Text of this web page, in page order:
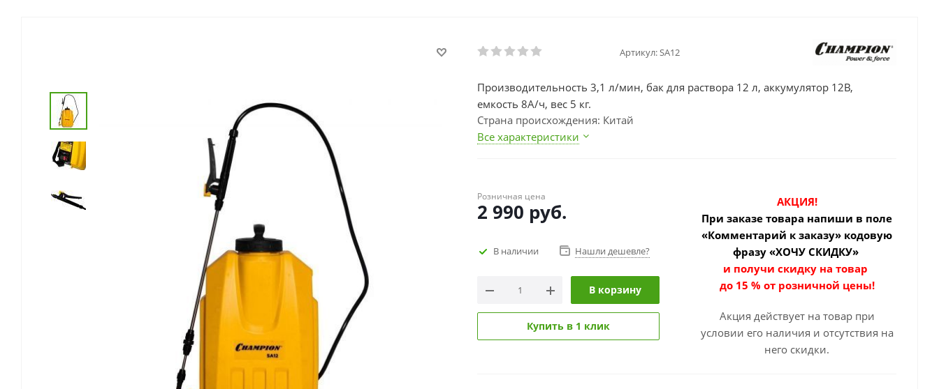
Артикул:SA12
Производительность 3,1 л/мин, бак для раствора 12 л, аккумулятор 12В,
емкость 8А/ч, вес 5 кг.
Страна происхождения: Китай
Все характеристики
Розничная цена
2 990 руб.
В наличии Нашли дешевле?
В корзину
Купить в 1 клик
АКЦИЯ!
При заказе товара напиши в поле
«Комментарий к заказу» кодовую
фразу «ХОЧУ СКИДКУ»
и получи скидку на товар
до 15 % от розничной цены!
Акция действует на товар при
условии его наличия и отсутствия на
него скидки.